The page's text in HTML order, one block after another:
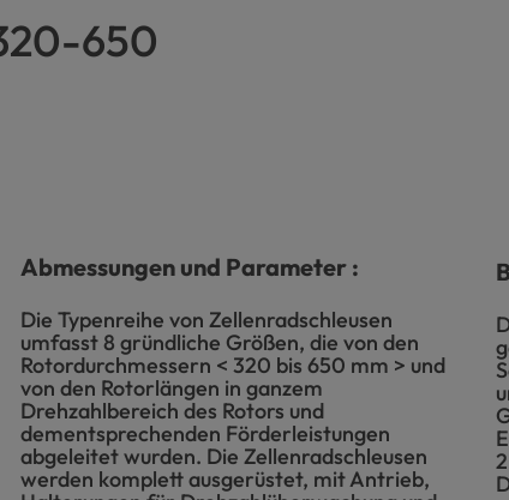
650
Abmessungen und Parameter :
Die Typenreihe von Zellenradschleusen
umfasst 8 gründliche Größen, die von den
Rotordurchmessern < 320 bis 650 mm > und
von den Rotorlängen in ganzem
Drehzahlbereich des Rotors und
dementsprechenden Förderleistungen
abgeleitet wurden. Die Zellenradschleusen
werden komplett ausgerüstet, mit Antrieb,